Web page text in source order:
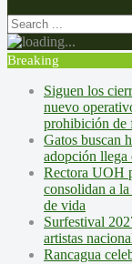
Breaking
Siguen los
nuevo
prohibición de
Gatos buscan
adopción
Rectora UOH
consolidan a
de vida
Surfestival
artistas
Rancagua